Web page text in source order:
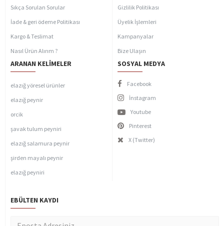
Sıkça Sorulan Sorular
İade & geri ödeme Politikası
Kargo & Teslimat
Nasıl Ürün Alırım ?
Gizlilik Politikası
Üyelik İşlemleri
Kampanyalar
Bize Ulaşın
ARANAN KELIMELER
elazığ yöresel ürünler
elazığ peynir
orcik
şavak tulum peyniri
elazığ salamura peynir
şirden mayalı peynir
elazığ peyniri
SOSYAL MEDYA
Facebook
İnstagram
Youtube
Pinterest
X (Twitter)
EBÜLTEN KAYDI